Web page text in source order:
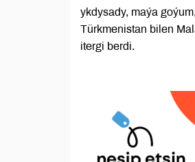
ykdysady, maýa
Türkmenistan bilen
itergi berdi.